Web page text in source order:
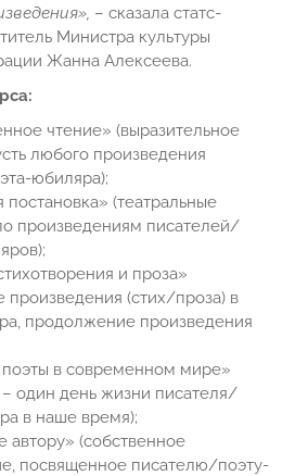
– сказала статс-
Министра культуры
Жанна Алексеева.
чтение» (выразительное
любого произведения
юбиляра);
постановка» (театральные
произведениям писателей/
и проза»
произведения (стих/проза) в
продолжение произведения
в современном мире»
один день жизни писателя/
в наше время);
автору» (собственное
посвященное писателю/поэту-